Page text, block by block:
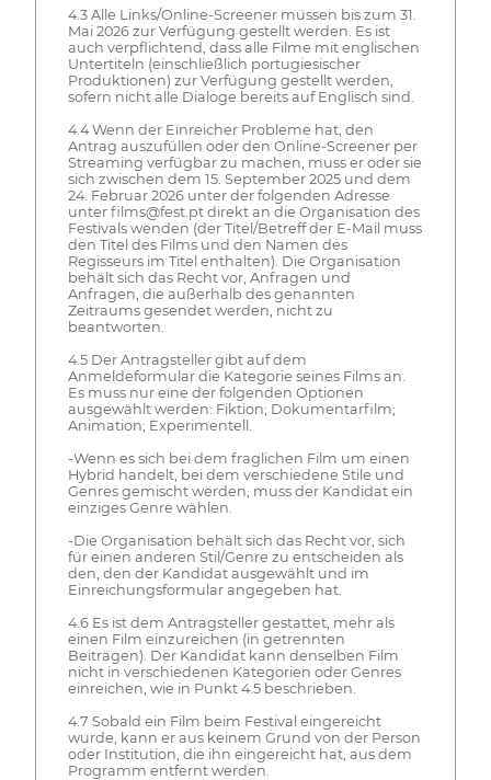
4.3 Alle Links/Online-Screener müssen bis zum 31.
Mai 2026 zur Verfügung gestellt werden. Es ist
auch verpflichtend, dass alle Filme mit englischen
Untertiteln (einschließlich portugiesischer
Produktionen) zur Verfügung gestellt werden,
sofern nicht alle Dialoge bereits auf Englisch sind.
4.4 Wenn der Einreicher Probleme hat, den
Antrag auszufüllen oder den Online-Screener per
Streaming verfügbar zu machen, muss er oder sie
sich zwischen dem 15. September 2025 und dem
24. Februar 2026 unter der folgenden Adresse
unter films@fest.pt direkt an die Organisation des
Festivals wenden (der Titel/Betreff der E-Mail muss
den Titel des Films und den Namen des
Regisseurs im Titel enthalten). Die Organisation
behält sich das Recht vor, Anfragen und
Anfragen, die außerhalb des genannten
Zeitraums gesendet werden, nicht zu
beantworten.
4.5 Der Antragsteller gibt auf dem
Anmeldeformular die Kategorie seines Films an.
Es muss nur eine der folgenden Optionen
ausgewählt werden: Fiktion; Dokumentarfilm;
Animation; Experimentell.
-Wenn es sich bei dem fraglichen Film um einen
Hybrid handelt, bei dem verschiedene Stile und
Genres gemischt werden, muss der Kandidat ein
einziges Genre wählen.
-Die Organisation behält sich das Recht vor, sich
für einen anderen Stil/Genre zu entscheiden als
den, den der Kandidat ausgewählt und im
Einreichungsformular angegeben hat.
4.6 Es ist dem Antragsteller gestattet, mehr als
einen Film einzureichen (in getrennten
Beiträgen). Der Kandidat kann denselben Film
nicht in verschiedenen Kategorien oder Genres
einreichen, wie in Punkt 4.5 beschrieben.
4.7 Sobald ein Film beim Festival eingereicht
wurde, kann er aus keinem Grund von der Person
oder Institution, die ihn eingereicht hat, aus dem
Programm entfernt werden.